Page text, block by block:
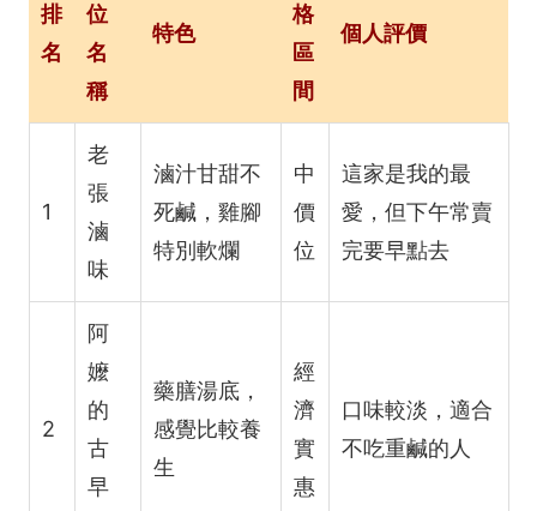
排
名
位
名
稱
特色
格
區
間
個人評價
1
老
張
滷
味
滷汁甘甜不
死鹹，雞腳
特別軟爛
中
價
位
這家是我的最
愛，但下午常賣
完要早點去
2
阿
嬤
的
古
早
藥膳湯底，
感覺比較養
生
經
濟
實
惠
口味較淡，適合
不吃重鹹的人